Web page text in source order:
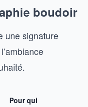
boudoir
une signature
Pour qui